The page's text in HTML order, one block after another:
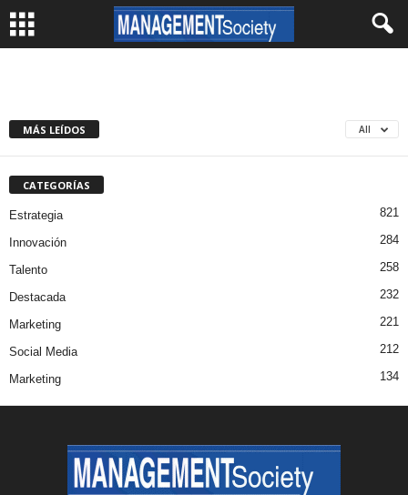
MÁS LEÍDOS All
CATEGORÍAS
Estrategia 821
Innovación 284
Talento 258
Destacada 232
Marketing 221
Social Media 212
Marketing 134